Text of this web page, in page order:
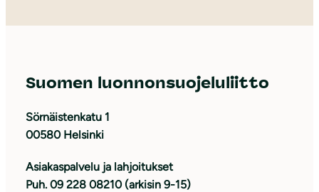
Suomen luonnonsuojeluliitto
Sörnäistenkatu 1
00580 Helsinki
Asiakaspalvelu ja lahjoitukset
Puh. 09 228 08210 (arkisin 9-15)